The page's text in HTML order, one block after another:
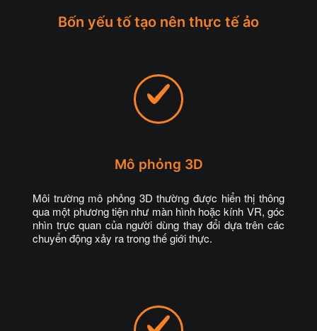
Bốn yếu tố tạo nên thực tế ảo
Mô phỏng 3D
Môi trường mô phỏng 3D thường được hiển thị thông
qua một phương tiện như màn hình hoặc kính VR, góc
nhìn trực quan của người dùng thay đổi dựa trên các
chuyển động xảy ra trong thế giới thực.